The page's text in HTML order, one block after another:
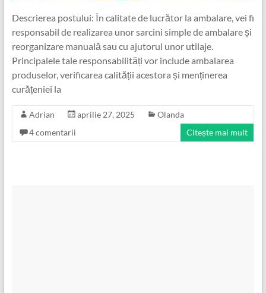
Descrierea postului: În calitate de lucrător la ambalare, vei fi
responsabil de realizarea unor sarcini simple de ambalare și
reorganizare manuală sau cu ajutorul unor utilaje.
Principalele tale responsabilități vor include ambalarea
produselor, verificarea calității acestora și menținerea
curățeniei la
Adrian aprilie 27, 2025
Olanda
4 comentarii
Citește mai mult